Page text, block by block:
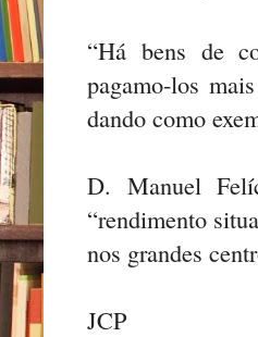
“Há bens de
pagamo-los
dando como
D. Manuel
“rendimento
nos grandes
JCP